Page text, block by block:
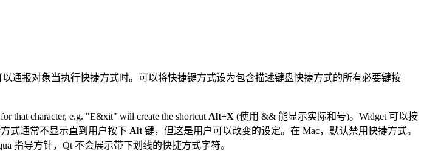
通报对象当执行快捷方式时。可以将快捷键方式设为包含描述键盘快捷方式的所有必要键按
that character, e.g. "E&xit" will create the shortcut Alt+X (使用 && 能显示实际和号)。Widget 可以按
式通常不显示直到用户按下 Alt 键，但这是用户可以改变的设定。在 Mac，默认禁用快捷方式。
指导方针，Qt 不会展示带下划线的快捷方式字符。